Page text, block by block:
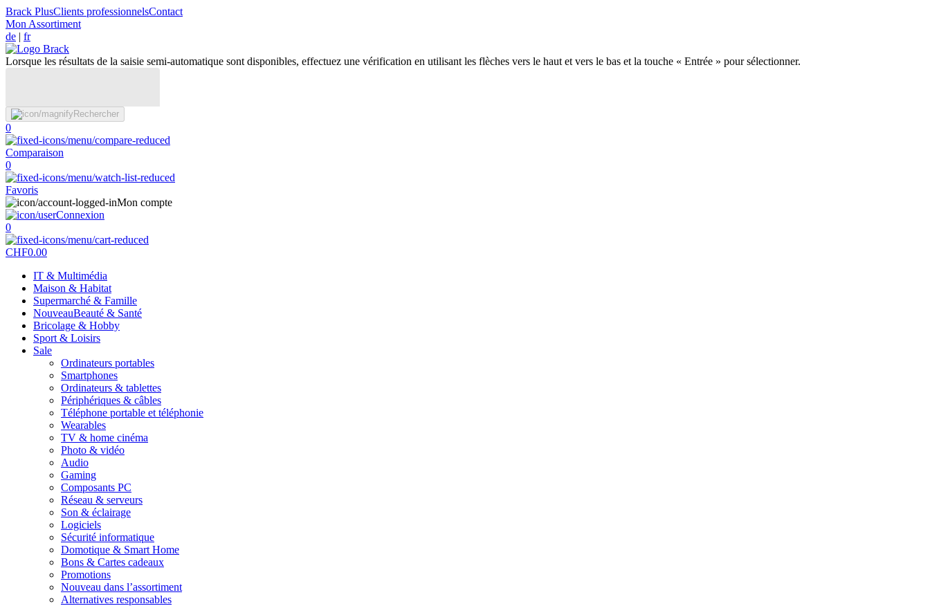
Brack PlusClients professionnelsContact
Mon Assortiment
de | fr
Lorsque les résultats de la saisie semi-automatique sont disponibles, effectuez une vérification en utilisant les flèches vers le haut et vers le bas et la touche « Entrée » pour sélectionner.
Rechercher
0
Comparaison
0
Favoris
Mon compte
Connexion
0
CHF0.00
IT & Multimédia
Maison & Habitat
Supermarché & Famille
NouveauBeauté & Santé
Bricolage & Hobby
Sport & Loisirs
Sale
Ordinateurs portables
Smartphones
Ordinateurs & tablettes
Périphériques & câbles
Téléphone portable et téléphonie
Wearables
TV & home cinéma
Photo & vidéo
Audio
Gaming
Composants PC
Réseau & serveurs
Son & éclairage
Logiciels
Sécurité informatique
Domotique & Smart Home
Bons & Cartes cadeaux
Promotions
Nouveau dans l’assortiment
Alternatives responsables